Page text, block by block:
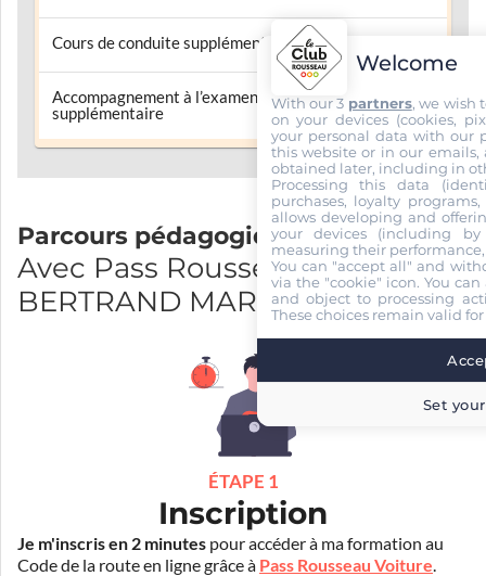
Cours de conduite supplémentaire
Accompagnement à l’examen
supplémentaire
55.00 €
Parcours pédagogique
Avec Pass Rousseau et E2CR
BERTRAND MAROMME
ÉTAPE 1
Inscription
Je m'inscris en 2 minutes pour accéder à ma formation au
Code de la route en ligne grâce à Pass Rousseau Voiture.
Welcome
With our 3 partners, we wish
on your devices (cookies,
your personal data with our
this website or in our emails,
obtained later, including in
Processing this data
purchases, loyalty
allows developing and
your devices (including
measuring their
You can "accept all" and
via the "cookie" icon. You
and object to processing
These choices remain valid
Set